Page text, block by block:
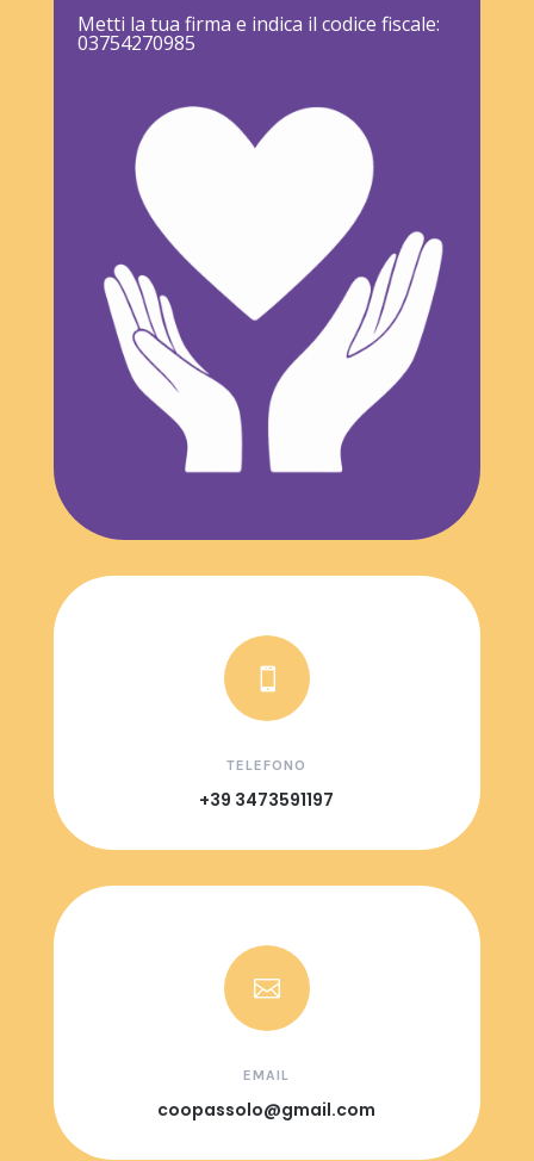
Metti la tua firma e indica il codice fiscale:
03754270985

TELEFONO
+39 3473591197

EMAIL
coopassolo@gmail.com